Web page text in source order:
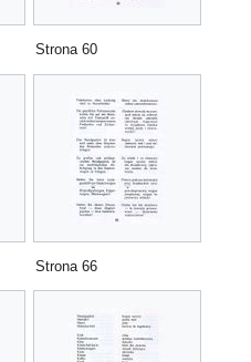
Strona 60
Strona 66